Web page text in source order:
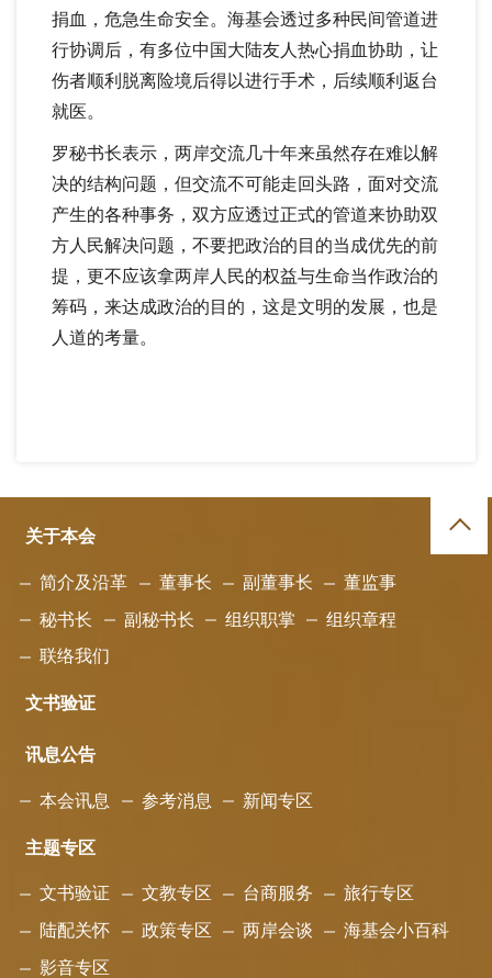
捐血，危急生命安全。海基会透过多种民间管道进
行协调后，有多位中国大陆友人热心捐血协助，让
伤者顺利脱离险境后得以进行手术，后续顺利返台
就医。
罗秘书长表示，两岸交流几十年来虽然存在难以解
决的结构问题，但交流不可能走回头路，面对交流
产生的各种事务，双方应透过正式的管道来协助双
方人民解决问题，不要把政治的目的当成优先的前
提，更不应该拿两岸人民的权益与生命当作政治的
筹码，来达成政治的目的，这是文明的发展，也是
人道的考量。
关于本会
简介及沿革 董事长 副董事长 董监事
秘书长 副秘书长 组织职掌 组织章程
联络我们
文书验证
讯息公告
本会讯息 参考消息 新闻专区
主题专区
文书验证 文教专区 台商服务 旅行专区
陆配关怀 政策专区 两岸会谈 海基会小百科
影音专区